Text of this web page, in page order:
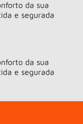
da sua
e segurada
da sua
e segurada